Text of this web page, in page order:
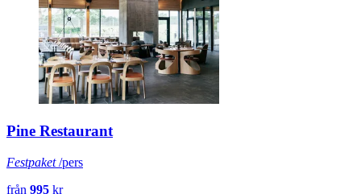
Pine Restaurant
Festpaket/pers
från 995 kr